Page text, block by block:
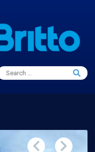
Search
for:
Search